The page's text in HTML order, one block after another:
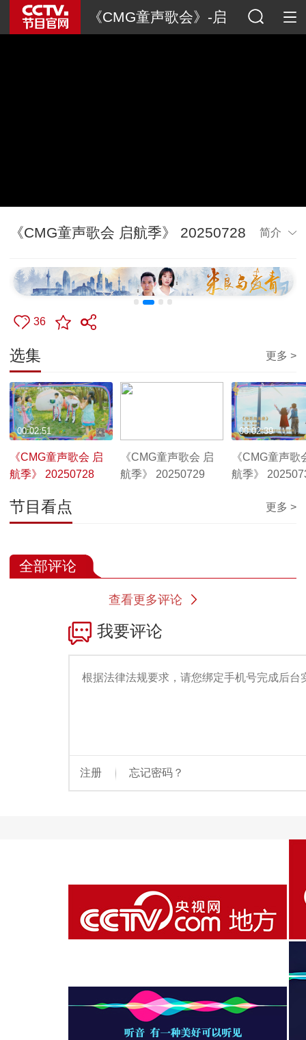
《CMG童声歌会》-启
《CMG童声歌会 启航季》 20250728 简介
36
选集 更多 >
《CMG童声歌会 启
航季》 20250728
00:02:51
《CMG童声歌会 启
航季》 20250729
《CMG童声歌
航季》
00:02:39
节目看点 更多 >
全部评论
查看更多评论